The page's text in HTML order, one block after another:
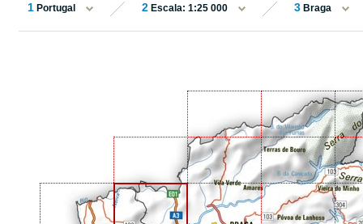
1 Portugal 2 Escala: 1:25 000 3 Braga